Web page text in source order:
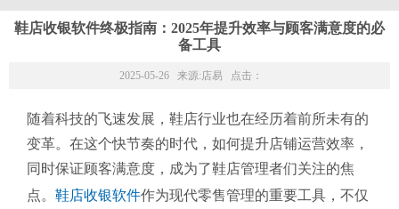
鞋店收银软件终极指南：2025年提升效率与顾客满意度的必
备工具
2025-05-26 来源:店易 点击：
随着科技的飞速发展，鞋店行业也在经历着前所未有的
变革。在这个快节奏的时代，如何提升店铺运营效率，
同时保证顾客满意度，成为了鞋店管理者们关注的焦
点。 鞋店收银软件作为现代零售管理的重要工具，不仅